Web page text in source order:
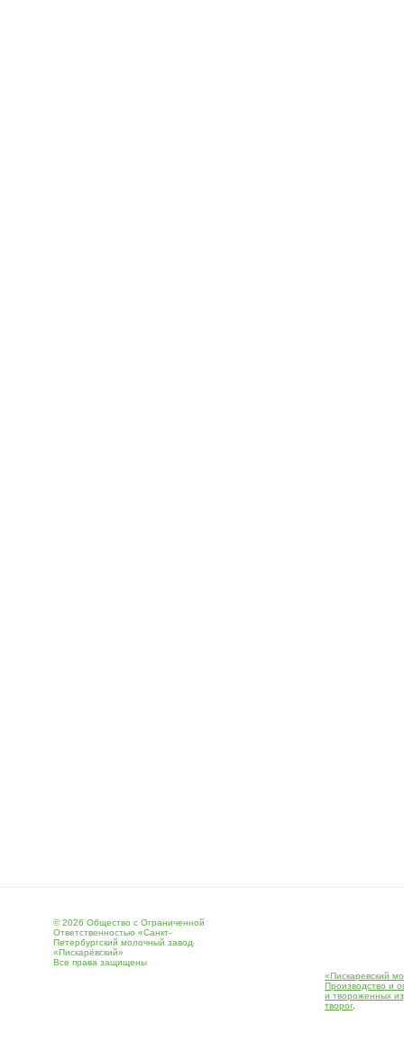
© 2026 Общество с Ограниченной
Ответственностью «Санкт-
Петербургский молочный завод
«Пискарёвский»
Все права защищены
«Пискаревский
Производство и
и твороженных
творог.